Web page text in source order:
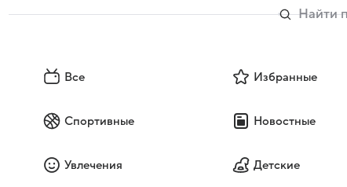
Все Избранные
Спортивные Новостные
Увлечения Детские